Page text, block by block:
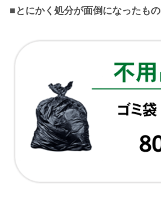
■とにかく処分が面倒になったもの